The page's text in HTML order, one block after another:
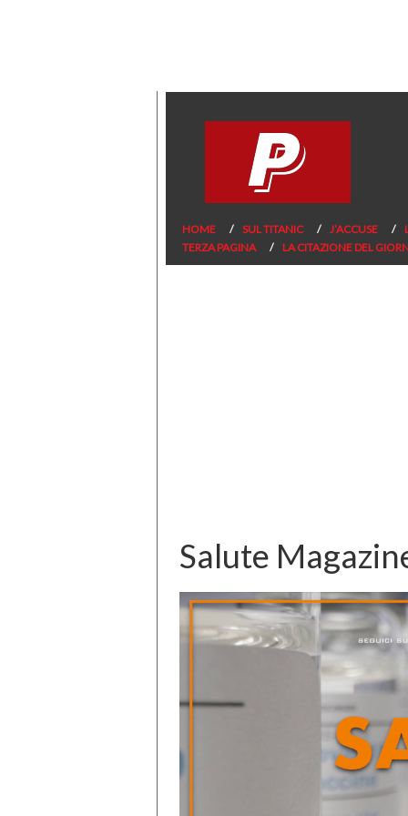
HOME SUL TITANIC J’ACCUSE
TERZA PAGINA
LA CITAZIONE DEL
Salute